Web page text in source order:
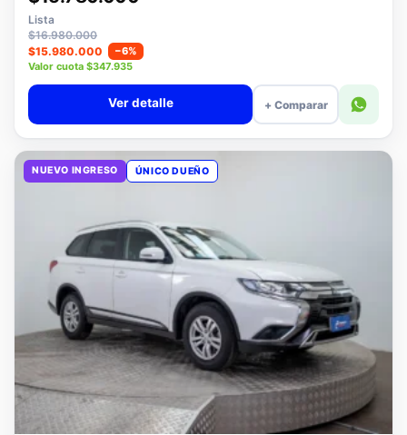
$15.780.000
Lista
$16.980.000
$15.980.000
−6%
Valor cuota $347.935
+ Comparar
NUEVO INGRESO